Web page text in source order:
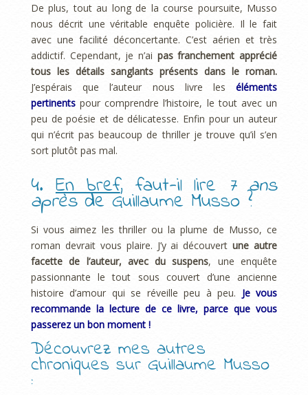
De plus, tout au long de la course poursuite, Musso
nous décrit une véritable enquête policière. Il le fait
avec une facilité déconcertante. C’est aérien et très
addictif. Cependant, je n’ai pas franchement apprécié
tous les détails sanglants présents dans le roman.
J’espérais que l’auteur nous livre les éléments
pertinents pour comprendre l’histoire, le tout avec un
peu de poésie et de délicatesse. Enfin pour un auteur
qui n’écrit pas beaucoup de thriller je trouve qu’il s’en
sort plutôt pas mal.
4.En bref, faut-il lire 7 ans
aprèsde Guillaume Musso ?
Si vous aimez les thriller ou la plume de Musso, ce
roman devrait vous plaire. J’y ai découvertune autre
facette de l’auteur, avec du suspens, une enquête
passionnante le tout sous couvert d’une ancienne
histoire d’amour qui se réveille peu à peu. Je vous
recommande la lecture de ce livre, parce que vous
passerez un bon moment !
Découvrez mes autres
chroniques sur Guillaume Musso
: